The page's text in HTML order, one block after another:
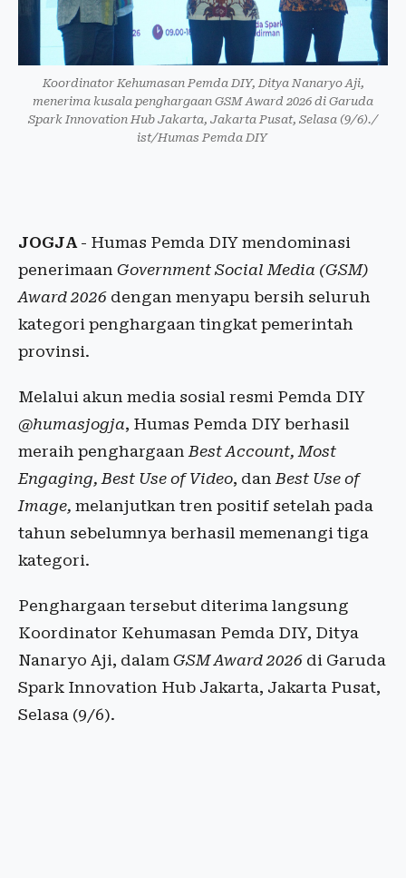
Koordinator Kehumasan Pemda DIY, Ditya Nanaryo Aji,
menerima kusala penghargaan GSM Award 2026 di Garuda
Spark Innovation Hub Jakarta, Jakarta Pusat, Selasa (9/6)./
ist/Humas Pemda DIY
JOGJA- Humas Pemda DIY mendominasi
penerimaan Government Social Media (GSM)
Award 2026 dengan menyapu bersih seluruh
kategori penghargaan tingkat pemerintah
provinsi.
Melalui akun media sosial resmi Pemda DIY
@humasjogja, Humas Pemda DIY berhasil
meraih penghargaanBest Account, Most
Engaging, Best Use of Video, danBest Use of
Image, melanjutkan tren positif setelah pada
tahun sebelumnya berhasil memenangi tiga
kategori.
Penghargaan tersebut diterima langsung
Koordinator Kehumasan Pemda DIY, Ditya
Nanaryo Aji, dalam GSM Award 2026 di Garuda
Spark Innovation Hub Jakarta, Jakarta Pusat,
Selasa (9/6).